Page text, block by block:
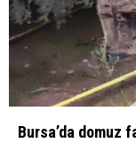
Bursa’da domuz